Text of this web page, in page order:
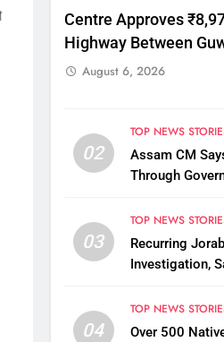
Centre Approves
Highway Between
August 6, 2026
02
TOP NEWS
Assam CM
Through
03
TOP NEWS
Recurring
Investigation,
04
TOP NEWS
Over 500